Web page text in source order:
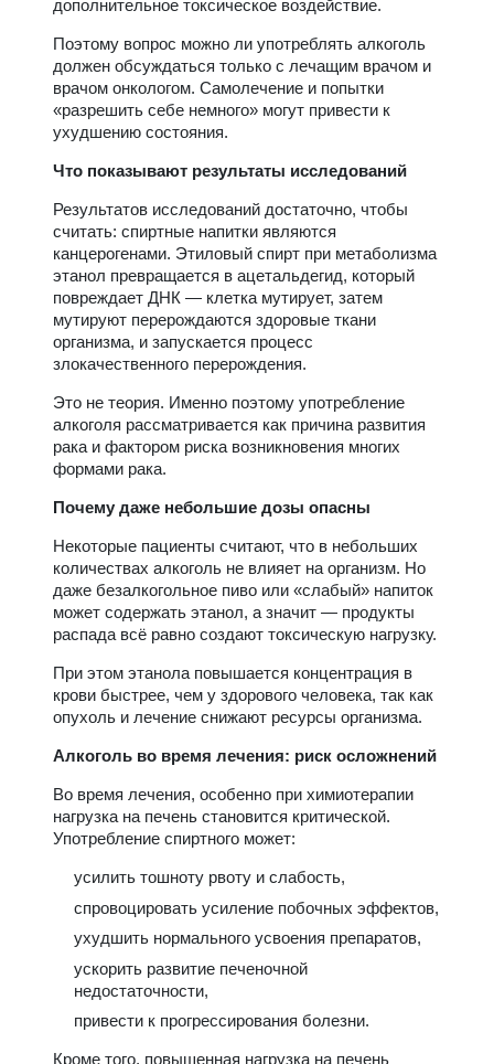
дополнительное токсическое воздействие.
Поэтому вопрос можно ли употреблять алкоголь
должен обсуждаться только с лечащим врачом и
врачом онкологом. Самолечение и попытки
«разрешить себе немного» могут привести к
ухудшению состояния.
Что показывают результаты исследований
Результатов исследований достаточно, чтобы
считать: спиртные напитки являются
канцерогенами. Этиловый спирт при метаболизма
этанол превращается в ацетальдегид, который
повреждает ДНК — клетка мутирует, затем
мутируют перерождаются здоровые ткани
организма, и запускается процесс
злокачественного перерождения.
Это не теория. Именно поэтому употребление
алкоголя рассматривается как причина развития
рака и фактором риска возникновения многих
формами рака.
Почему даже небольшие дозы опасны
Некоторые пациенты считают, что в небольших
количествах алкоголь не влияет на организм. Но
даже безалкогольное пиво или «слабый» напиток
может содержать этанол, а значит — продукты
распада всё равно создают токсическую нагрузку.
При этом этанола повышается концентрация в
крови быстрее, чем у здорового человека, так как
опухоль и лечение снижают ресурсы организма.
Алкоголь во время лечения: риск осложнений
Во время лечения, особенно при химиотерапии
нагрузка на печень становится критической.
Употребление спиртного может:
усилить тошноту рвоту и слабость,
спровоцировать усиление побочных эффектов,
ухудшить нормального усвоения препаратов,
ускорить развитие печеночной
недостаточности,
привести к прогрессирования болезни.
Кроме того, повышенная нагрузка на печень